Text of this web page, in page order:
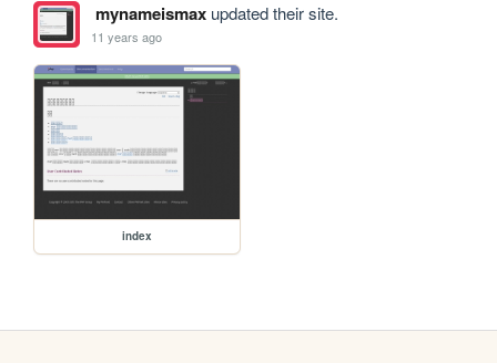
mynameismaxupdated their site.
11 years ago
index